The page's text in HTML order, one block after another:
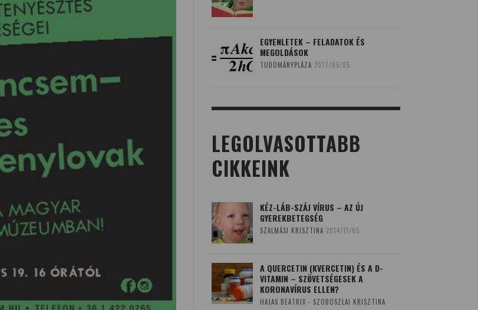
EGYENLETEK – FELADATOK ÉS
MEGOLDÁSOK
TUDOMÁNYPLÁZA 2017/05/05
LEGOLVASOTTABB
CIKKEINK
KÉZ-LÁB-SZÁJ VÍRUS – AZ ÚJ
GYEREKBETEGSÉG
SZALMÁSI KRISZTINA 2014/11/05
A QUERCETIN (KVERCETIN) ÉS A D-
VITAMIN – SZÖVETSÉGESEK A
KORONAVÍRUS ELLEN?
HAJAS BEATRIX - SZOBOSZLAI KRISZTINA